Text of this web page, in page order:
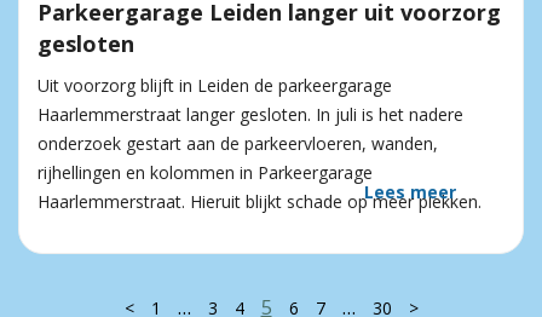
Parkeergarage Leiden langer uit voorzorg
gesloten
Uit voorzorg blijft in Leiden de parkeergarage
Haarlemmerstraat langer gesloten. In juli is het nadere
onderzoek gestart aan de parkeervloeren, wanden,
rijhellingen en kolommen in Parkeergarage
Haarlemmerstraat. Hieruit blijkt schade op meer plekken.
Lees meer
< 1 … 3 4 5 6 7 … 30 >